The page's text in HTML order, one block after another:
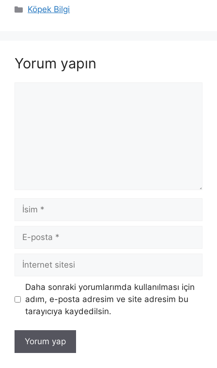
Kategoriler
Köpek Bilgi
Yorum yapın
İsim
posta
İnternet
Daha sonraki yorumlarımda kullanılması için
adım, e-posta adresim ve site adresim bu
tarayıcıya kaydedilsin.